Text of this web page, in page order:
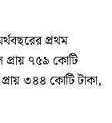
প্রথম
প্রায় ৭৫৯ কোটি
৩৪৪ কোটি টাকা,